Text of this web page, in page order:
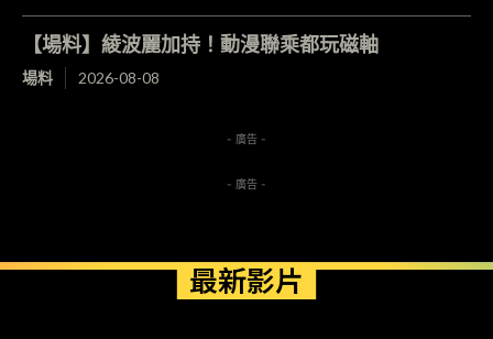
【場料】綾波麗加持！動漫聯乘都玩磁軸
場料 2026-08-08
- 廣告 -
- 廣告 -
最新影片